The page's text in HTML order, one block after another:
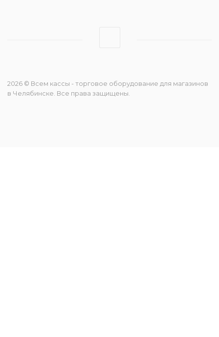
2026 © Всем кассы - торговое оборудование для магазинов
в Челябинске. Все права защищены.